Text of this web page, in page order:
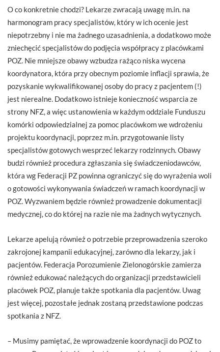
O co konkretnie chodzi? Lekarze zwracają uwagę m.in. na
harmonogram pracy specjalistów, który w ich ocenie jest
niepotrzebny i nie ma żadnego uzasadnienia, a dodatkowo może
zniechęcić specjalistów do podjęcia współpracy z placówkami
POZ. Nie mniejsze obawy wzbudza rażąco niska wycena
koordynatora, która przy obecnym poziomie inflacji sprawia, że
pozyskanie wykwalifikowanej osoby do pracy z pacjentem (!)
jest nierealne. Dodatkowo istnieje konieczność wsparcia ze
strony NFZ, a więc ustanowienia w każdym oddziale Funduszu
komórki odpowiedzialnej za pomoc placówkom we wdrożeniu
projektu koordynacji, poprzez m.in. przygotowanie listy
specjalistów gotowych wesprzeć lekarzy rodzinnych. Obawy
budzi również procedura zgłaszania się świadczeniodawców,
która wg Federacji PZ powinna ograniczyć się do wyrażenia woli
o gotowości wykonywania świadczeń w ramach koordynacji w
POZ. Wyzwaniem będzie również prowadzenie dokumentacji
medycznej, co do której na razie nie ma żadnych wytycznych.
Lekarze apelują również o potrzebie przeprowadzenia szeroko
zakrojonej kampanii edukacyjnej, zarówno dla lekarzy, jak i
pacjentów. Federacja Porozumienie Zielonogórskie zamierza
również edukować należących do organizacji przedstawicieli
placówek POZ, planuje także spotkania dla pacjentów. Uwag
jest więcej, pozostałe jednak zostaną przedstawione podczas
spotkania z NFZ.
– Musimy pamiętać, że wprowadzenie koordynacji do POZ to